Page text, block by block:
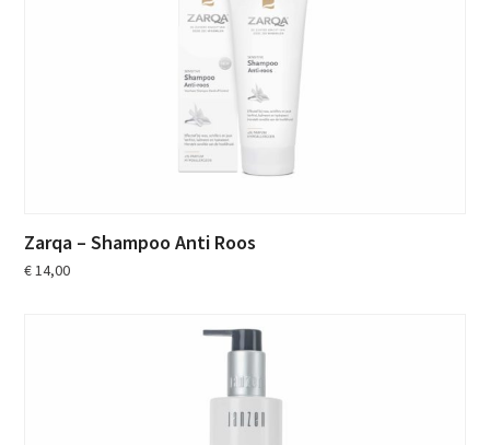
Zarqa – Shampoo Anti Roos
€14,00